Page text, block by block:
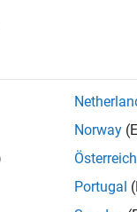
Norway
Österreich
Portugal